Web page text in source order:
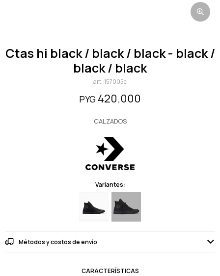
ctas hi black / black / black - black /
black / black
157005c
PYG 420.000
CALZADOS
Variantes:
Métodos y costos de envío
CARACTERÍSTICAS